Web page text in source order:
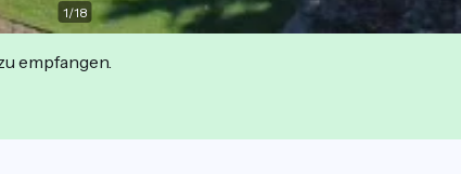
1/18
empfangen.